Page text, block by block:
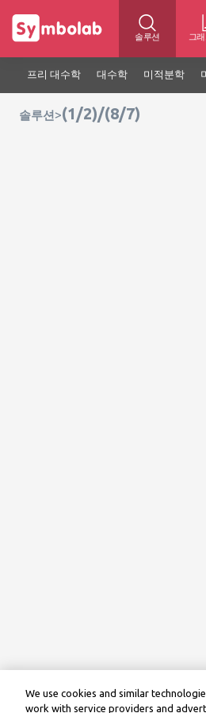
솔루션 그
프리 대수학 대수학 미적분학
솔루션 >(1/2)/(8/7)
We use cookies and similar
work with service providers and